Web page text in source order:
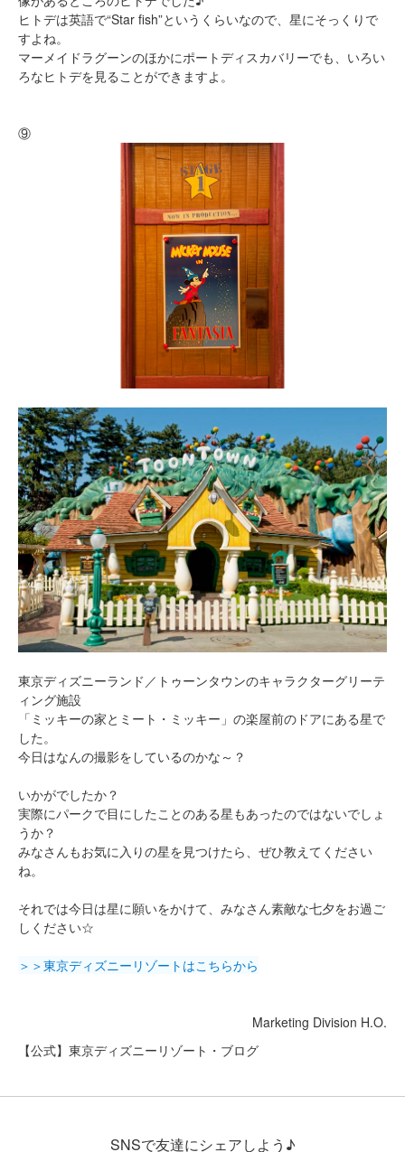
ヒトデは英語で“Star fish”というくらいなので、星にそっくりで
すよね。
マーメイドラグーンのほかにポートディスカバリーでも、いろい
ろなヒトデを見ることができますよ。
⑨
東京ディズニーランド／トゥーンタウンのキャラクターグリーテ
ィング施設
「ミッキーの家とミート・ミッキー」の楽屋前のドアにある星で
した。
今日はなんの撮影をしているのかな～？
いかがでしたか？
実際にパークで目にしたことのある星もあったのではないでしょ
うか？
みなさんもお気に入りの星を見つけたら、ぜひ教えてください
ね。
それでは今日は星に願いをかけて、みなさん素敵な七夕をお過ご
しください☆
＞＞東京ディズニーリゾートはこちらから
Marketing Division H.O.
【公式】東京ディズニーリゾート・ブログ
SNSで友達にシェアしよう♪